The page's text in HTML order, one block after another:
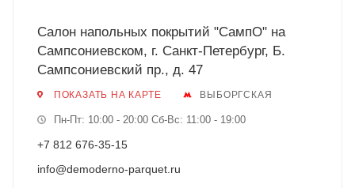
Салон напольных покрытий "СампО" на
Сампсониевском, г. Санкт-Петербург, Б.
Сампсониевский пр., д. 47
ПОКАЗАТЬ НА КАРТЕ ВЫБОРГСКАЯ
Пн-Пт: 10:00 - 20:00 Сб-Вс: 11:00 - 19:00
+7 812 676-35-15
info@demoderno-parquet.ru